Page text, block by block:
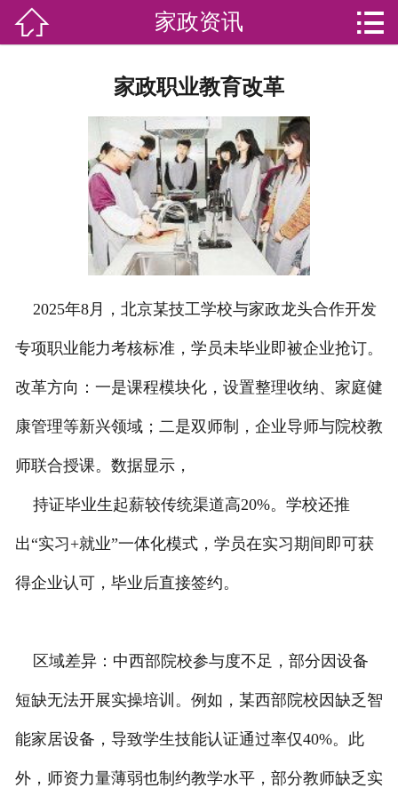
加盟苏家联
荣誉资质
家政资讯
关于我们
联系我们
 家政资讯 
家政职业教育改革
2025年8月，北京某技工学校与家政龙头合作开发
专项职业能力考核标准，学员未毕业即被企业抢订。
改革方向：一是课程模块化，设置整理收纳、家庭健
康管理等新兴领域；二是双师制，企业导师与院校教
师联合授课。数据显示，
持证毕业生起薪较传统渠道高20%。学校还推
出“实习+就业”一体化模式，学员在实习期间即可获
得企业认可，毕业后直接签约。
区域差异：中西部院校参与度不足，部分因设备
短缺无法开展实操培训。例如，某西部院校因缺乏智
能家居设备，导致学生技能认证通过率仅40%。此
外，师资力量薄弱也制约教学水平，部分教师缺乏实